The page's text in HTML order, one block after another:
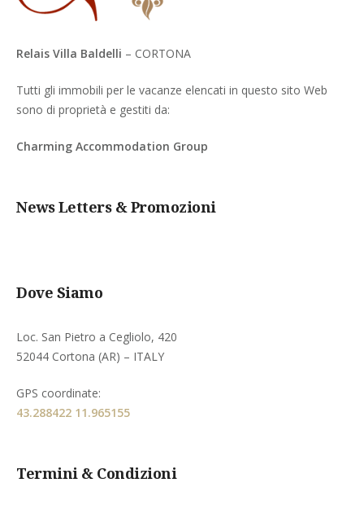
Relais Villa Baldelli – CORTONA
Tutti gli immobili per le vacanze elencati in questo sito Web
sono di proprietà e gestiti da:
Charming Accommodation Group
News Letters & Promozioni
Dove Siamo
Loc. San Pietro a Cegliolo, 420
52044 Cortona (AR) – ITALY
GPS coordinate:
43.288422 11.965155
Termini & Condizioni